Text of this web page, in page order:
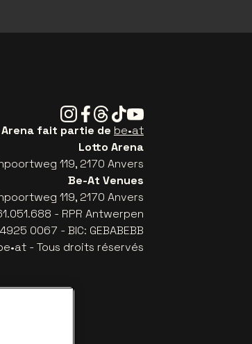
Instagram
Facebook
Threads
TiktokYoutube
fait partie de be•at
Lotto Arena
119, 2170 Anvers
Be-At Venues
119, 2170 Anvers
- RPR Antwerpen
0067 - BIC: GEBABEBB
- Tous droits réservés